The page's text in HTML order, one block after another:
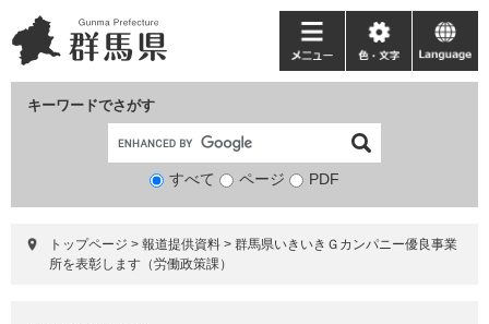
ー
ジ
ニ
ュ
て
キーワードでさがす
検
象
すべて ページ PDF
メ
ニ
ー
色・
文
language
トップページ > 報道提供資料 > 群馬県いきいきＧカンパニー優良事業
所を表彰します（労働政策課）